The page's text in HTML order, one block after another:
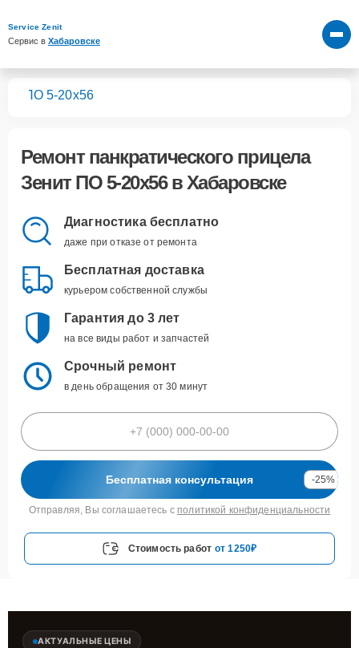
Service Zenit
Сервис в Хабаровске
ПO 5-20x56
Ремонт панкратического прицела
Зенит ПO 5-20x56в Хабаровске
Диагностика бесплатно
даже при отказе от ремонта
Бесплатная доставка
курьером собственной службы
Гарантия до 3 лет
на все виды работ и запчастей
Срочный ремонт
в день обращения от 30 минут
Бесплатная консультация -25%
Отправляя, Вы соглашаетесь с политикой конфиденциальности
Стоимость работ от 1250₽
АКТУАЛЬНЫЕ ЦЕНЫ